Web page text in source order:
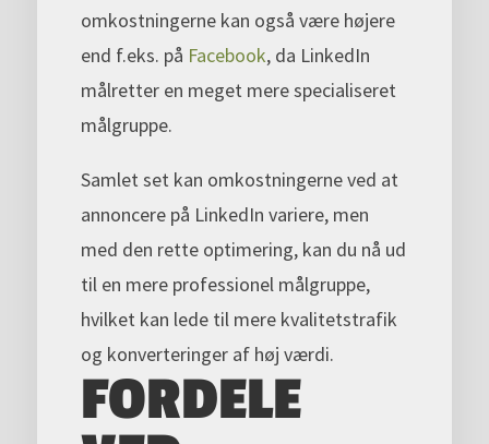
omkostningerne kan også være højere
end f.eks. på Facebook, da LinkedIn
målretter en meget mere specialiseret
målgruppe.
Samlet set kan omkostningerne ved at
annoncere på LinkedIn variere, men
med den rette optimering, kan du nå ud
til en mere professionel målgruppe,
hvilket kan lede til mere kvalitetstrafik
og konverteringer af høj værdi.
FORDELE